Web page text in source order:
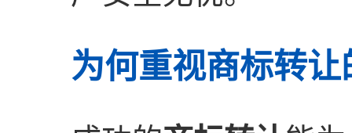
为何重视商标转